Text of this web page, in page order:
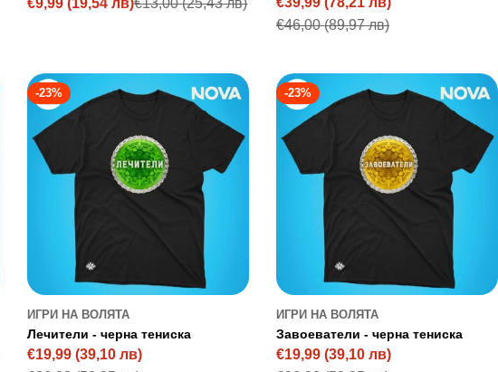
Sale
Regular
Sale
Regular
€46,00(89,97 лв)
-23%
ИГРИ НА ВОЛЯТА
Лечители - черна тениска
€19,99(39,10 лв)
-23%
ИГРИ НА ВОЛЯТА
Завоеватели - черна тениска
€19,99(39,10 лв)